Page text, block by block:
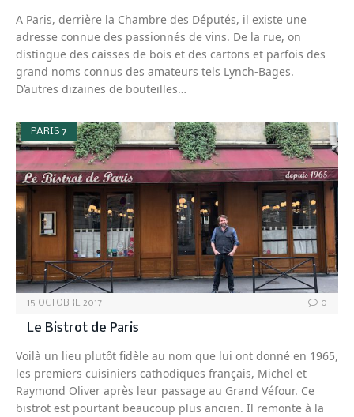
A Paris, derrière la Chambre des Députés, il existe une
adresse connue des passionnés de vins. De la rue, on
distingue des caisses de bois et des cartons et parfois des
grand noms connus des amateurs tels Lynch-Bages.
D’autres dizaines de bouteilles…
PARIS 7
15 OCTOBRE 2017 0
Le Bistrot de Paris
Voilà un lieu plutôt fidèle au nom que lui ont donné en 1965,
les premiers cuisiniers cathodiques français, Michel et
Raymond Oliver après leur passage au Grand Véfour. Ce
bistrot est pourtant beaucoup plus ancien. Il remonte à la